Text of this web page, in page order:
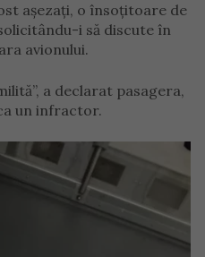
așezați, o însoțitoare de
i să discute în
avionului.
a declarat pasagera,
un infractor.